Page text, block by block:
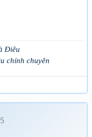
Điêu
chính chuyên